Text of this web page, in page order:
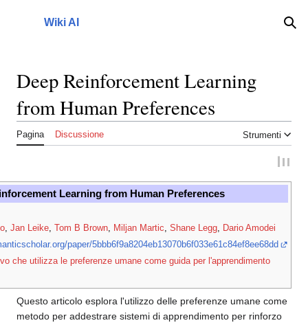
contenutoMenu principale
Wiki AI
Deep Reinforcement Learning
from Human Preferences
Pagina Discussione Strumenti
Learning from Human Preferences
, Jan Leike, Tom B Brown, Miljan Martic, Shane Legg, Dario Amodei
paper/5bbb6f9a8204eb13070b6f033e61c84ef8ee68dd
che utilizza le preferenze umane come guida per l'apprendimento
Questo articolo esplora l'utilizzo delle preferenze umane come
metodo per addestrare sistemi di apprendimento per rinforzo